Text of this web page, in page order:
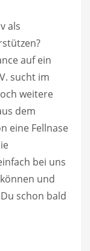
als
auf ein
sucht im
weitere
dem
eine Fellnase
bei uns
und
schon bald